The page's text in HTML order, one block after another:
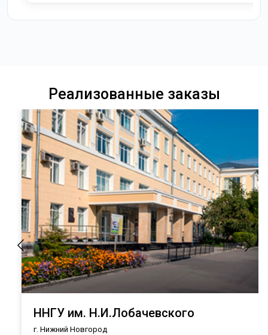
Реализованные заказы
ННГУ им. Н.И.Лобачевского
г. Нижний Новгород